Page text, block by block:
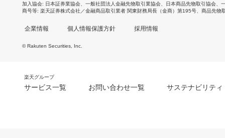
加入協会 日本証券業協会 一般社団法人金融先物取引業協会 日本商品先物取引協会
商号等 楽天証券株式会社／金融商品取引業者 関東財務局長（金商）第195号、商品先物
企業情報 個人情報保護方針 採用情報
© Rakuten Securities, Inc.
楽天グループ
サービス一覧 お問い合わせ一覧 サステナビリティ